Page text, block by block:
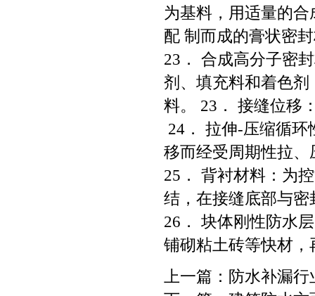
为基料，用适量的
配 制而成的膏状密
23． 合成高分子密
剂、填充料和着色
料。 23． 接缝位移
24． 拉伸-压缩循
移而经受周期性拉
25． 背衬材料：为
结，在接缝底部与
26． 块体刚性防水
铺砌粘土砖等快材
上一篇： 防水补漏行